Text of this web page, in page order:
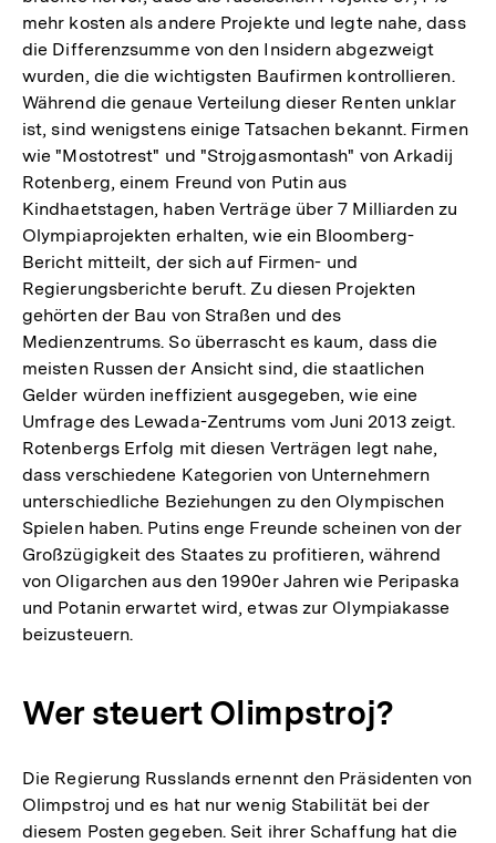
mehr kosten als andere Projekte und legte nahe, dass
die Differenzsumme von den Insidern abgezweigt
wurden, die die wichtigsten Baufirmen kontrollieren.
Während die genaue Verteilung dieser Renten unklar
ist, sind wenigstens einige Tatsachen bekannt. Firmen
wie "Mostotrest" und "Strojgasmontash" von Arkadij
Rotenberg, einem Freund von Putin aus
Kindhaetstagen, haben Verträge über 7 Milliarden zu
Olympiaprojekten erhalten, wie ein Bloomberg-
Bericht mitteilt, der sich auf Firmen- und
Regierungsberichte beruft. Zu diesen Projekten
gehörten der Bau von Straßen und des
Medienzentrums. So überrascht es kaum, dass die
meisten Russen der Ansicht sind, die staatlichen
Gelder würden ineffizient ausgegeben, wie eine
Umfrage des Lewada-Zentrums vom Juni 2013 zeigt.
Rotenbergs Erfolg mit diesen Verträgen legt nahe,
dass verschiedene Kategorien von Unternehmern
unterschiedliche Beziehungen zu den Olympischen
Spielen haben. Putins enge Freunde scheinen von der
Großzügigkeit des Staates zu profitieren, während
von Oligarchen aus den 1990er Jahren wie Peripaska
und Potanin erwartet wird, etwas zur Olympiakasse
beizusteuern.
Wer steuert Olimpstroj?
Die Regierung Russlands ernennt den Präsidenten von
Olimpstroj und es hat nur wenig Stabilität bei der
diesem Posten gegeben. Seit ihrer Schaffung hat die